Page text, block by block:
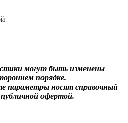
могут быть изменены
порядке.
параметры носят справочный
офертой.